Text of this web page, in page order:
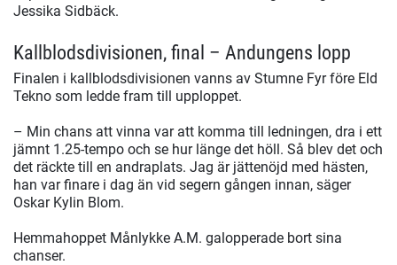
Jessika Sidbäck.
Kallblodsdivisionen, final – Andungens lopp
Finalen i kallblodsdivisionen vanns av Stumne Fyr före Eld
Tekno som ledde fram till upploppet.
– Min chans att vinna var att komma till ledningen, dra i ett
jämnt 1.25-tempo och se hur länge det höll. Så blev det och
det räckte till en andraplats. Jag är jättenöjd med hästen,
han var finare i dag än vid segern gången innan, säger
Oskar Kylin Blom.
Hemmahoppet Månlykke A.M. galopperade bort sina
chanser.